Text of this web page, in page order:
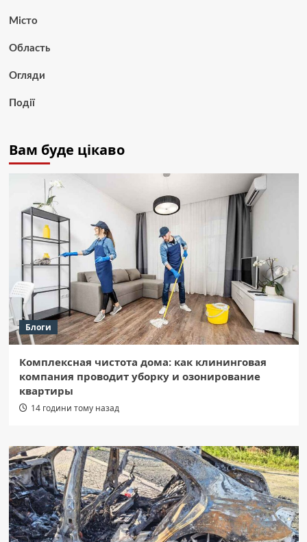
Місто
Область
Огляди
Події
Вам буде цікаво
Блоги
Комплексная чистота дома: как клининговая
компания проводит уборку и озонирование
квартиры
14 години тому назад